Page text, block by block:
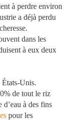
à perdre environ
a déjà perdu
dans les
à eux deux
Unis.
de tout le riz
d’eau à des fins
pour les